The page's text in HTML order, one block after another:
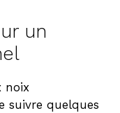
un
noix
suivre quelques